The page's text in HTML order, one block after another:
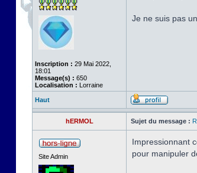
Inscription : 29 Mai 2022,
18:01
Message(s) : 650
Localisation : Lorraine
Je ne suis pas
Haut
hERMOL Sujet du message :
Site Admin
Impressionnant
pour manipuler